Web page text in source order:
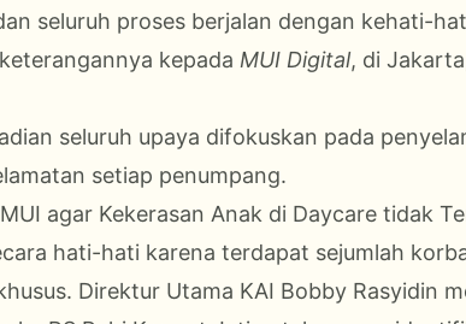
seluruh proses berjalan dengan kehati-
kepada MUI Digital, di
seluruh upaya difokuskan pada
setiap penumpang.
agar Kekerasan Anak di Daycare tidak
hati-hati karena terdapat sejumlah
Direktur Utama KAI Bobby Rasyidin